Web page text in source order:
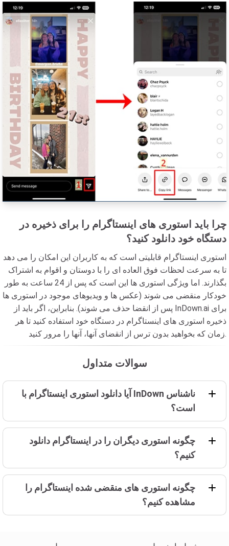
چرا باید استوری های اینستاگرام را برای ذخیره در
دستگاه خود دانلود کنید؟
استوری اینستاگرام قابلیتی است که به کاربران این امکان را می دهد
تا به سرعت لحظات فوق العاده ای را با دوستان و اقوام به اشتراک
بگذارند. اما ویژگی استوری ها این است که پس از 24 ساعت به طور
خودکار منقضی می شوند (عکس ها و ویدیوهای موجود در استوری ها
پس از انقضا حذف می شوند). بنابراین، اگر باید از InDown.ai برای
ذخیره استوری های اینستاگرام در دستگاه خود استفاده کنید تا هر
زمان که بخواهید بدون ترس از انقضای آنها، آنها را مرور کنید.
سوالات متداول
آیا دانلود استوری اینستاگرام با InDown ناشناس
است؟
چگونه استوری دیگران را در اینستاگرام دانلود
کنیم؟
چگونه استوری های منقضی شده اینستاگرام را
مشاهده کنیم؟